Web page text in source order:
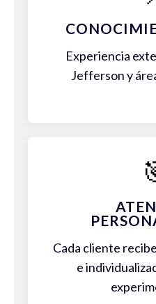
Experiencia
Jefferson y
Cada cliente
e